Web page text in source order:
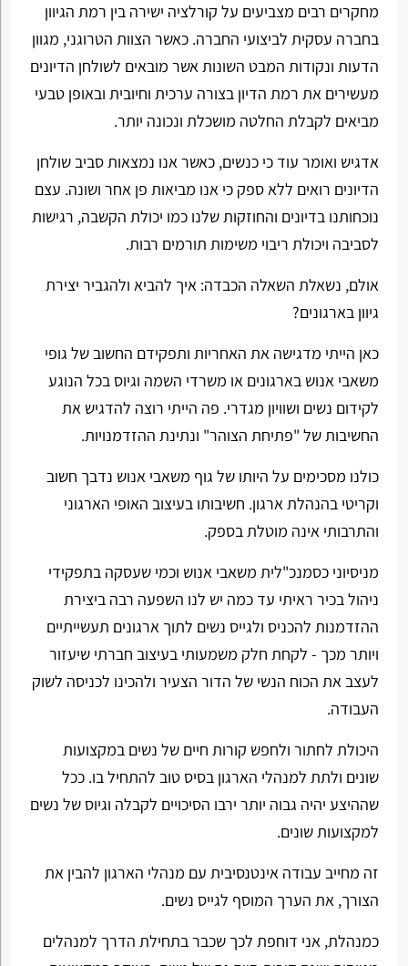
מחקרים רבים מצביעים על קורלציה ישירה בין רמת הגיוון
בחברה עסקית לביצועי החברה. כאשר הצוות הטרוגני, מגוון
הדעות ונקודות המבט השונות אשר מובאים לשולחן הדיונים
מעשירים את רמת הדיון בצורה ערכית וחיובית ובאופן טבעי
מביאים לקבלת החלטה מושכלת ונכונה יותר.
אדגיש ואומר עוד כי כנשים, כאשר אנו נמצאות סביב שולחן
הדיונים רואים ללא ספק כי אנו מביאות פן אחר ושונה. עצם
נוכחותנו בדיונים והחוזקות שלנו כמו יכולת הקשבה, רגישות
לסביבה ויכולת ריבוי משימות תורמים רבות.
אולם, נשאלת השאלה הכבדה: איך להביא ולהגביר יצירת
גיוון בארגונים?
כאן הייתי מדגישה את האחריות ותפקידם החשוב של גופי
משאבי אנוש בארגונים או משרדי השמה וגיוס בכל הנוגע
לקידום נשים ושוויון מגדרי. פה הייתי רוצה להדגיש את
החשיבות של "פתיחת הצוהר" ונתינת ההזדמנויות.
כולנו מסכימים על היותו של גוף משאבי אנוש נדבך חשוב
וקריטי בהנהלת ארגון. חשיבותו בעיצוב האופי הארגוני
והתרבותי אינה מוטלת בספק.
מניסיוני כסמנכ"לית משאבי אנוש וכמי שעסקה בתפקידי
ניהול בכיר ראיתי עד כמה יש לנו השפעה רבה ביצירת
ההזדמנות להכניס ולגייס נשים לתוך ארגונים תעשייתיים
ויותר מכך - לקחת חלק משמעותי בעיצוב חברתי שיעזור
לעצב את הכוח הנשי של הדור הצעיר ולהכינו לכניסה לשוק
העבודה.
היכולת לחתור ולחפש קורות חיים של נשים במקצועות
שונים ולתת למנהלי הארגון בסיס טוב להתחיל בו. ככל
שההיצע יהיה גבוה יותר ירבו הסיכויים לקבלה וגיוס של נשים
למקצועות שונים.
זה מחייב עבודה אינטנסיבית עם מנהלי הארגון להבין את
הצורך, את הערך המוסף לגייס נשים.
כמנהלת, אני דוחפת לכך שכבר בתחילת הדרך למנהלים